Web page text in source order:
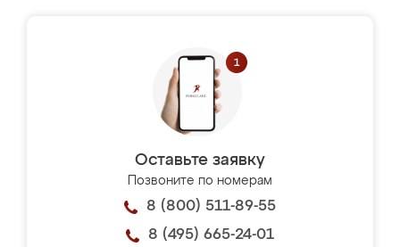
Оставьте заявку
Позвоните по номерам
8 (800) 511-89-55
8 (495) 665-24-01